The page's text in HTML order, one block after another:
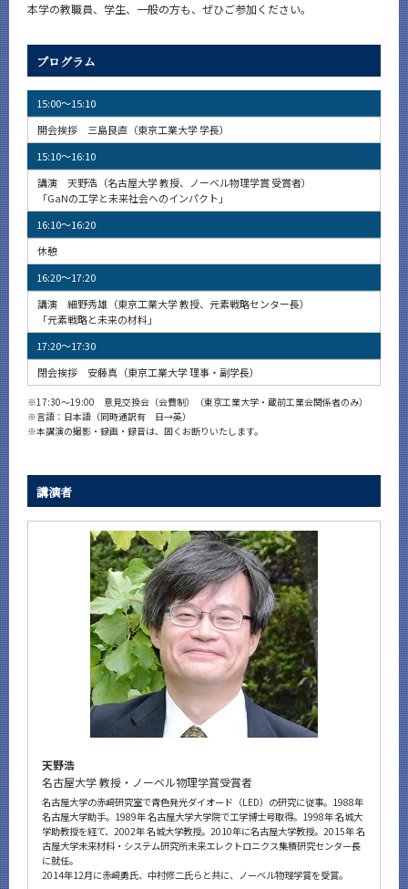
本学の教職員、学生、一般の方も、ぜひご参加ください。
プログラム
15:00～15:10
開会挨拶 三島良直（東京工業大学 学長）
15:10～16:10
講演 天野浩（名古屋大学 教授、ノーベル物理学賞 受賞者）
「GaNの工学と未来社会へのインパクト」
16:10～16:20
休憩
16:20～17:20
講演 細野秀雄（東京工業大学 教授、元素戦略センター長）
「元素戦略と未来の材料」
17:20～17:30
閉会挨拶 安藤真（東京工業大学 理事・副学長）
※17:30～19:00 意見交換会（会費制）（東京工業大学・蔵前工業会関係者のみ）
※言語：日本語（同時通訳有 日→英）
※本講演の撮影・録画・録音は、固くお断りいたします。
講演者
天野浩
名古屋大学 教授・ノーベル物理学賞受賞者
名古屋大学の赤﨑研究室で青色発光ダイオード（LED）の研究に従事。1988年
名古屋大学助手。1989年 名古屋大学大学院で工学博士号取得。1998年 名城大
学助教授を経て、2002年 名城大学教授。2010年に名古屋大学教授。2015年 名
古屋大学未来材料・システム研究所未来エレクトロニクス集積研究センター長
に就任。
2014年12月に赤﨑勇氏、中村修二氏らと共に、ノーベル物理学賞を受賞。